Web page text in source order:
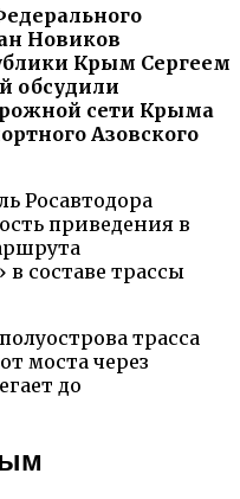
Новиков
Крым Сергеем
обсудили
сети Крыма
Азовского
Росавтодора
приведения в
составе трассы
трасса
моста через
до